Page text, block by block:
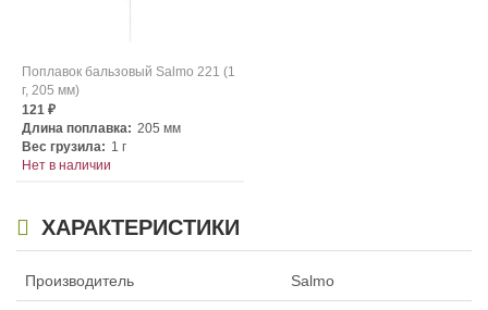
Поплавок бальзовый Salmo 221 (1
г, 205 мм)
121 ₽
Длина поплавка: 205 мм
Вес грузила: 1 г
Нет в наличии
ХАРАКТЕРИСТИКИ
Производитель Salmo